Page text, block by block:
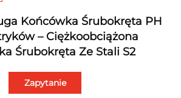
Końcówka Śrubokręta PH
– Ciężkoobciążona
Śrubokręta Ze Stali S2
Zapytanie